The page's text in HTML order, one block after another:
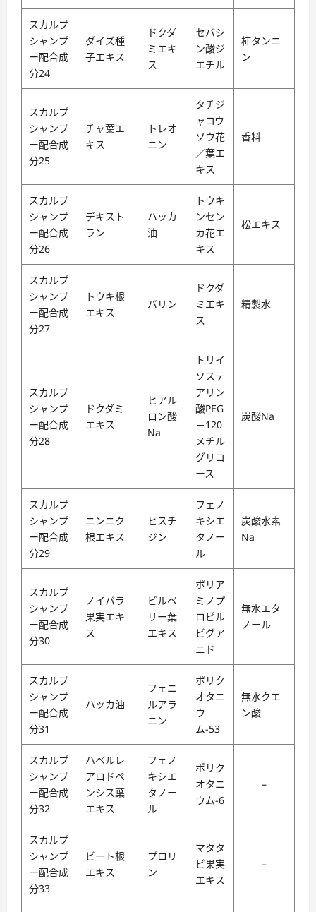
スカルプ
シャンプ
ー配合成
分24
ダイズ種
子エキス
ドクダ
ミエキ
ス
セバシ
ン酸ジ
エチル
柿タンニ
ン
スカルプ
シャンプ
ー配合成
分25
チャ葉エ
キス
トレオ
ニン
タチジ
ャコウ
ソウ花
／葉エ
キス
香料
スカルプ
シャンプ
ー配合成
分26
デキスト
ラン
ハッカ
油
トウキ
ンセン
カ花エ
キス
松エキス
スカルプ
シャンプ
ー配合成
分27
トウキ根
エキス
バリン
ドクダ
ミエキ
ス
精製水
スカルプ
シャンプ
ー配合成
分28
ドクダミ
エキス
ヒアル
ロン酸
Na
トリイ
ソステ
アリン
酸PEG
－120
メチル
グリコ
ース
炭酸Na
スカルプ
シャンプ
ー配合成
分29
ニンニク
根エキス
ヒスチ
ジン
フェノ
キシエ
タノー
ル
炭酸水素
Na
スカルプ
シャンプ
ー配合成
分30
ノイバラ
果実エキ
ス
ビルベ
リー葉
エキス
ポリア
ミノプ
ロピル
ビグア
ニド
無水エタ
ノール
スカルプ
シャンプ
ー配合成
分31
ハッカ油
フェニ
ルアラ
ニン
ポリク
オタニ
ウ
ム-53
無水クエ
ン酸
スカルプ
シャンプ
ー配合成
分32
ハベルレ
アロドペ
ンシス葉
エキス
フェノ
キシエ
タノー
ル
ポリク
オタニ
ウム-6
–
スカルプ
シャンプ
ー配合成
分33
ビート根
エキス
プロリ
ン
マタタ
ビ果実
エキス
–